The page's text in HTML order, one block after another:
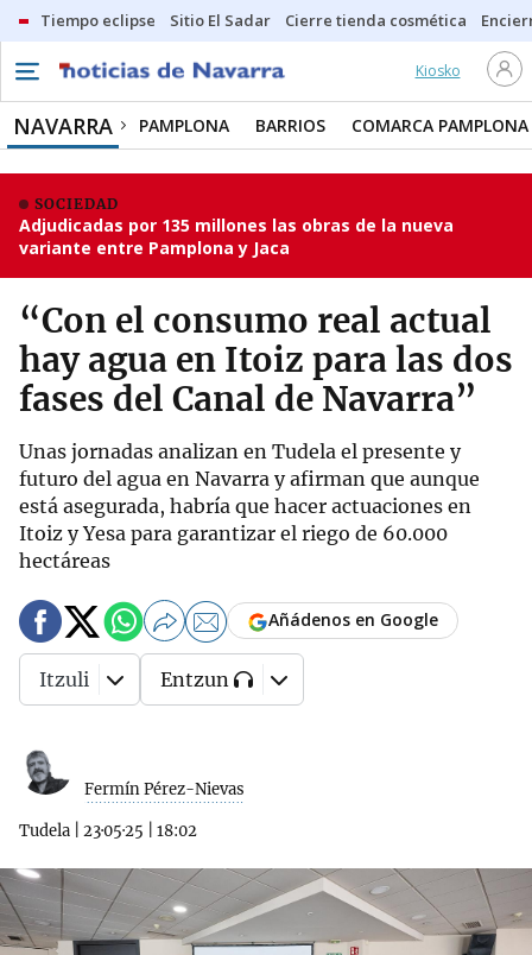
Tiempo eclipse Sitio El Sadar Cierre tienda cosmética
Kiosko
NAVARRA PAMPLONA BARRIOS COMARCA PAMPLONA
SOCIEDAD
Adjudicadas por 135 millones las obras de la nueva
variante entre Pamplona y Jaca
“Con el consumo real actual
hay agua en Itoiz para las dos
fases del Canal de Navarra”
Unas jornadas analizan en Tudela el presente y
futuro del agua en Navarra y afirman que aunque
está asegurada, habría que hacer actuaciones en
Itoiz y Yesa para garantizar el riego de 60.000
hectáreas
Fermín Pérez-Nievas
Tudela 23·05·25 18:02
Añádenos en Google
Itzuli Entzun